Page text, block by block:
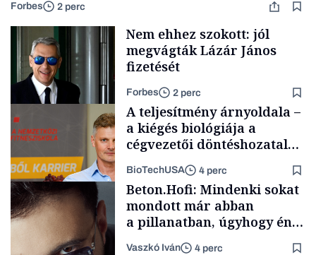
Forbes 2 perc
Politika
Nem ehhez szokott: jól
megvágták Lázár János
fizetését
Forbes 2 perc
A teljesítmény árnyoldala –
a kiégés biológiája a
cégvezetői döntéshozatal
BioTechUSA 4 perc
Beton.Hofi: Mindenki sokat
mondott már abban
a pillanatban, úgyhogy én
a legsarkosabb
Vaszkó Iván 4 perc